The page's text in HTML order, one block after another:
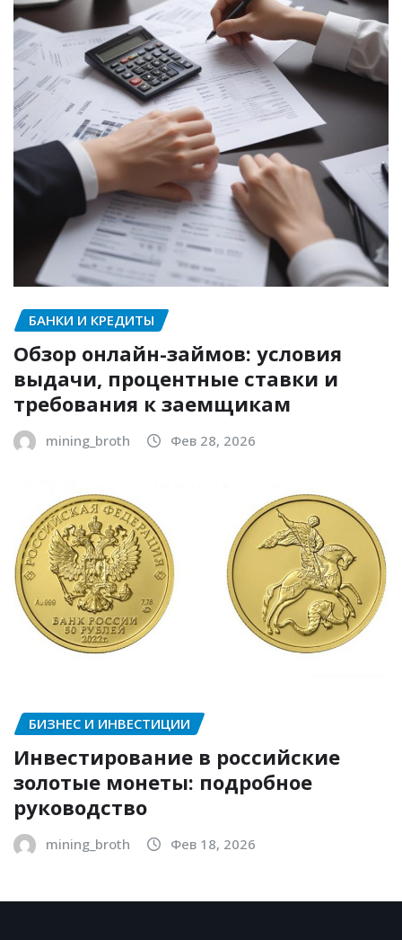
БАНКИ И КРЕДИТЫ
Обзор онлайн-займов: условия
выдачи, процентные ставки и
требования к заемщикам
mining_broth Фев 28, 2026
БИЗНЕС И ИНВЕСТИЦИИ
Инвестирование в российские
золотые монеты: подробное
руководство
mining_broth Фев 18, 2026